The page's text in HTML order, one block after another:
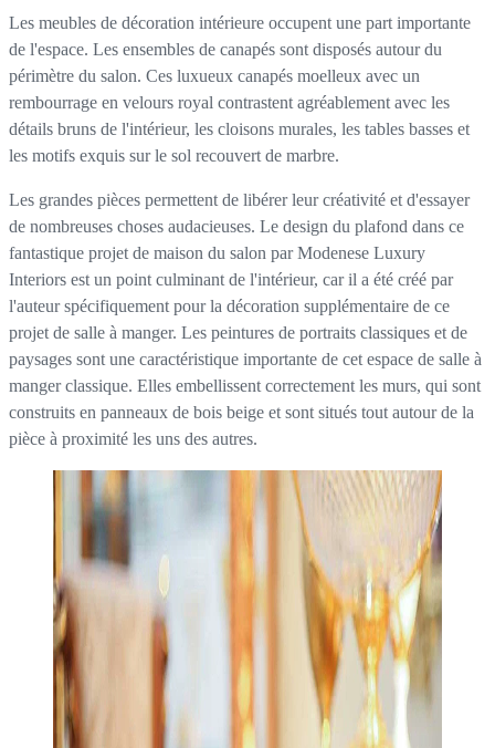
Les meubles de décoration intérieure occupent une part importante
de l'espace. Les ensembles de canapés sont disposés autour du
périmètre du salon. Ces luxueux canapés moelleux avec un
rembourrage en velours royal contrastent agréablement avec les
détails bruns de l'intérieur, les cloisons murales, les tables basses et
les motifs exquis sur le sol recouvert de marbre.
Les grandes pièces permettent de libérer leur créativité et d'essayer
de nombreuses choses audacieuses. Le design du plafond dans ce
fantastique projet de maison du salon par Modenese Luxury
Interiors est un point culminant de l'intérieur, car il a été créé par
l'auteur spécifiquement pour la décoration supplémentaire de ce
projet de salle à manger. Les peintures de portraits classiques et de
paysages sont une caractéristique importante de cet espace de salle à
manger classique. Elles embellissent correctement les murs, qui sont
construits en panneaux de bois beige et sont situés tout autour de la
pièce à proximité les uns des autres.